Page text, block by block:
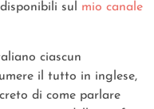
sul mio canale
ciascun
il tutto in inglese,
di come parlare